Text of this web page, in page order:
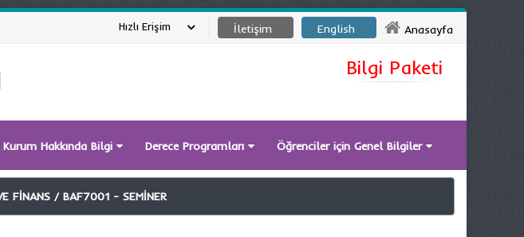
Anasayfa
English
İletişim
Hızlı Erişim
Bilgi Paketi
Kurum Hakkında Bilgi Derece Programları Öğrenciler için Genel Bilgiler
FİNANS / BAF7001 - SEMİNER